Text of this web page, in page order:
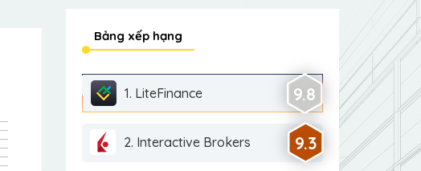
Bảng xếp hạng
1. LiteFinance 9.8
2. Interactive Brokers 9.3